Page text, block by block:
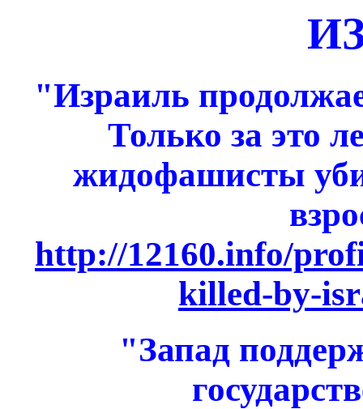
"Израиль
Только за это
жидофашисты
http://12160.info/
killed-by-
"Запад